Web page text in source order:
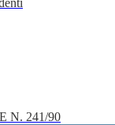
N. 241/90